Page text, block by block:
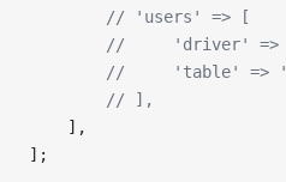
        // 'users' => [
//     'driver' =>
//     'table' =>
        // ],
    ],
];